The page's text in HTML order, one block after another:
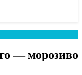
— морозиво